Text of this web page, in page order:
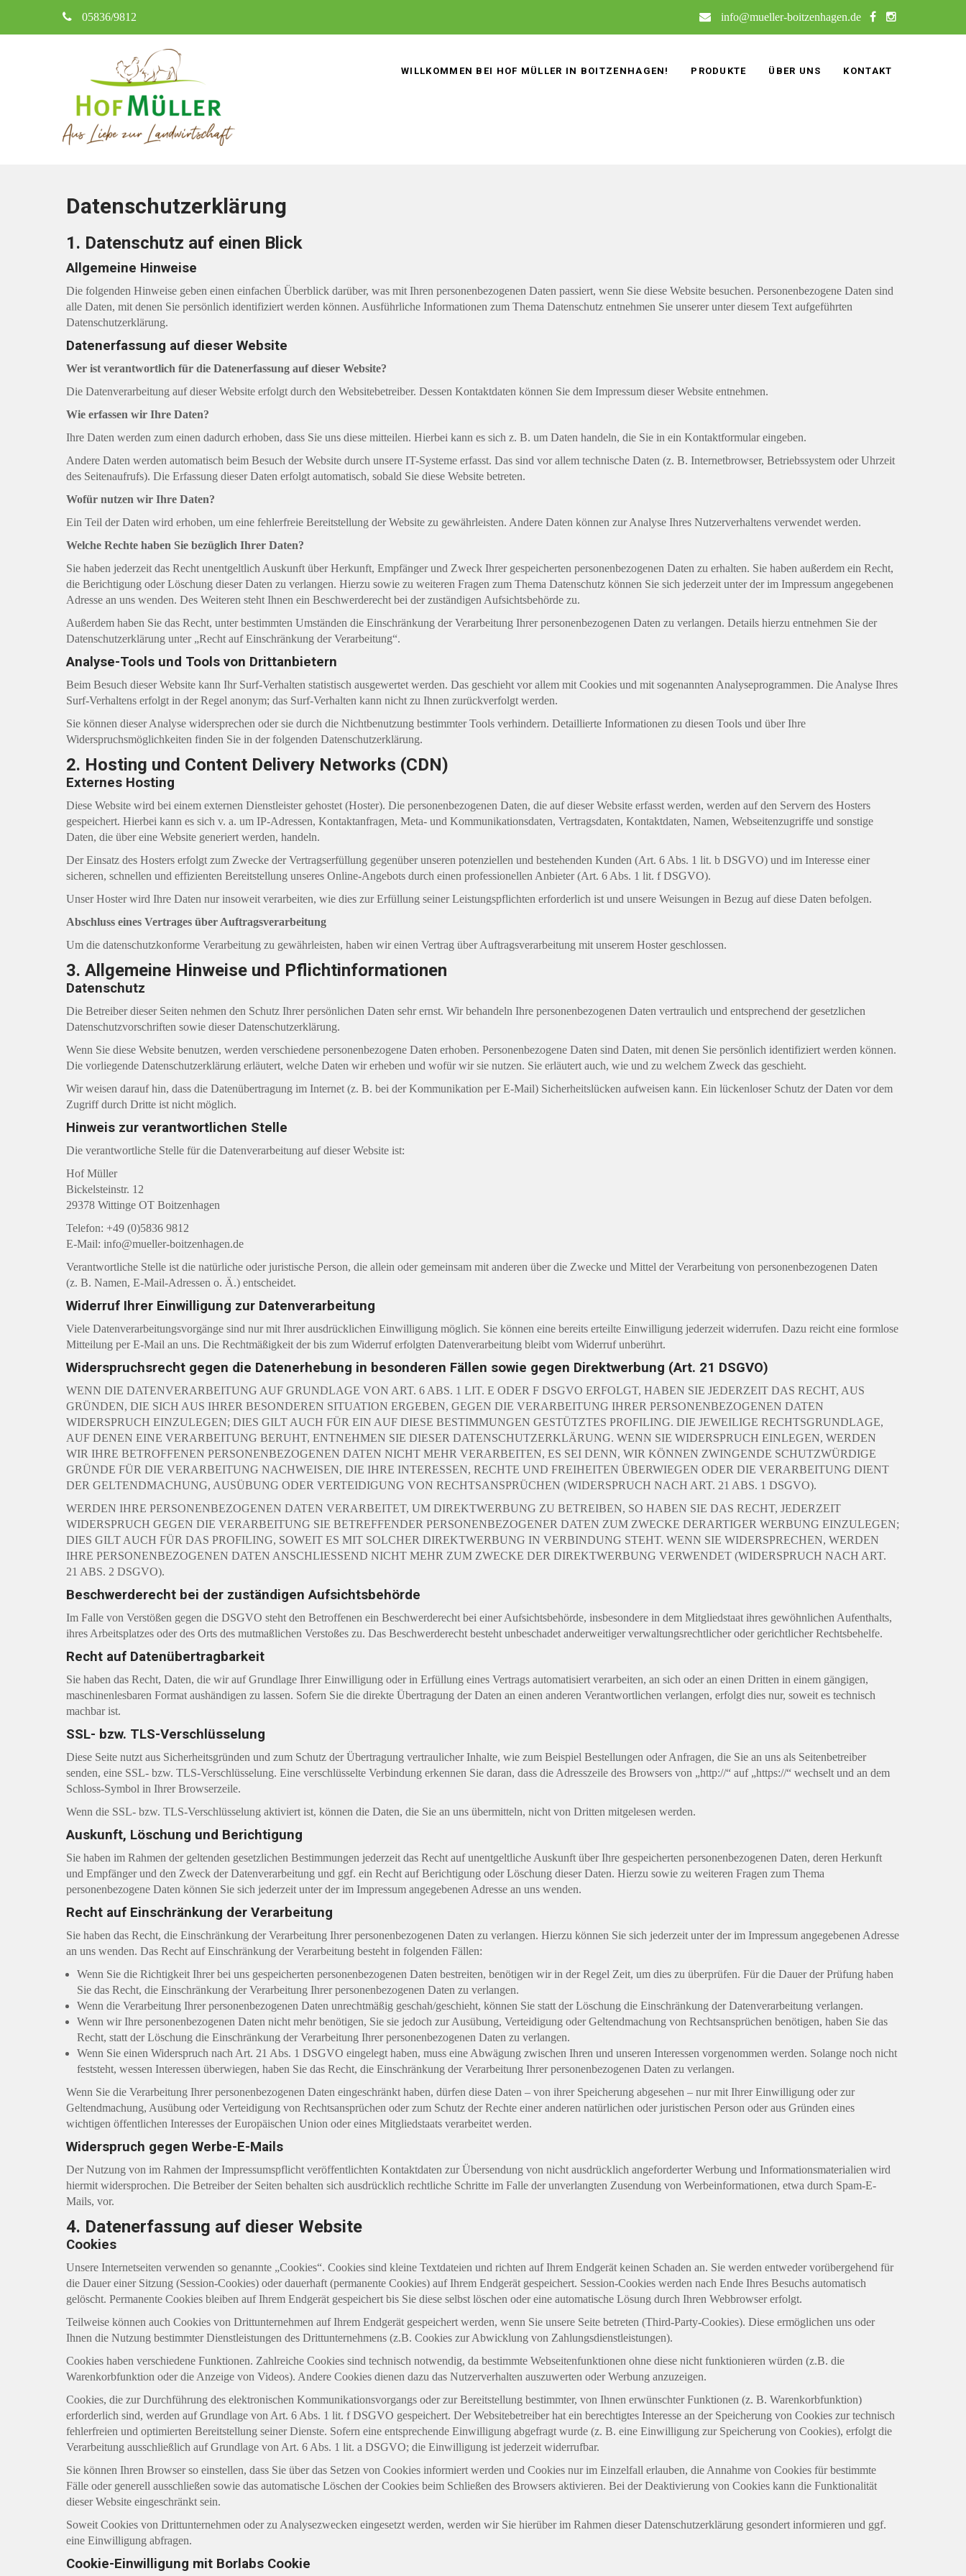
05836/9812 info@mueller-boitzenhagen.de
WILLKOMMEN BEI HOF MÜLLER IN BOITZENHAGEN! PRODUKTE ÜBER UNS KONTAKT
Datenschutzerklärung
1. Datenschutz auf einen Blick
Allgemeine Hinweise
Die folgenden Hinweise geben einen einfachen Überblick darüber, was mit Ihren personenbezogenen Daten passiert, wenn Sie diese Website besuchen. Personenbezogene Daten sind
alle Daten, mit denen Sie persönlich identifiziert werden können. Ausführliche Informationen zum Thema Datenschutz entnehmen Sie unserer unter diesem Text aufgeführten
Datenschutzerklärung.
Datenerfassung auf dieser Website
Wer ist verantwortlich für die Datenerfassung auf dieser Website?
Die Datenverarbeitung auf dieser Website erfolgt durch den Websitebetreiber. Dessen Kontaktdaten können Sie dem Impressum dieser Website entnehmen.
Wie erfassen wir Ihre Daten?
Ihre Daten werden zum einen dadurch erhoben, dass Sie uns diese mitteilen. Hierbei kann es sich z. B. um Daten handeln, die Sie in ein Kontaktformular eingeben.
Andere Daten werden automatisch beim Besuch der Website durch unsere IT-Systeme erfasst. Das sind vor allem technische Daten (z. B. Internetbrowser, Betriebssystem oder Uhrzeit
des Seitenaufrufs). Die Erfassung dieser Daten erfolgt automatisch, sobald Sie diese Website betreten.
Wofür nutzen wir Ihre Daten?
Ein Teil der Daten wird erhoben, um eine fehlerfreie Bereitstellung der Website zu gewährleisten. Andere Daten können zur Analyse Ihres Nutzerverhaltens verwendet werden.
Welche Rechte haben Sie bezüglich Ihrer Daten?
Sie haben jederzeit das Recht unentgeltlich Auskunft über Herkunft, Empfänger und Zweck Ihrer gespeicherten personenbezogenen Daten zu erhalten. Sie haben außerdem ein Recht,
die Berichtigung oder Löschung dieser Daten zu verlangen. Hierzu sowie zu weiteren Fragen zum Thema Datenschutz können Sie sich jederzeit unter der im Impressum angegebenen
Adresse an uns wenden. Des Weiteren steht Ihnen ein Beschwerderecht bei der zuständigen Aufsichtsbehörde zu.
Außerdem haben Sie das Recht, unter bestimmten Umständen die Einschränkung der Verarbeitung Ihrer personenbezogenen Daten zu verlangen. Details hierzu entnehmen Sie der
Datenschutzerklärung unter „Recht auf Einschränkung der Verarbeitung“.
Analyse-Tools und Tools von Drittanbietern
Beim Besuch dieser Website kann Ihr Surf-Verhalten statistisch ausgewertet werden. Das geschieht vor allem mit Cookies und mit sogenannten Analyseprogrammen. Die Analyse Ihres
Surf-Verhaltens erfolgt in der Regel anonym; das Surf-Verhalten kann nicht zu Ihnen zurückverfolgt werden.
Sie können dieser Analyse widersprechen oder sie durch die Nichtbenutzung bestimmter Tools verhindern. Detaillierte Informationen zu diesen Tools und über Ihre
Widerspruchsmöglichkeiten finden Sie in der folgenden Datenschutzerklärung.
2. Hosting und Content Delivery Networks (CDN)
Externes Hosting
Diese Website wird bei einem externen Dienstleister gehostet (Hoster). Die personenbezogenen Daten, die auf dieser Website erfasst werden, werden auf den Servern des Hosters
gespeichert. Hierbei kann es sich v. a. um IP-Adressen, Kontaktanfragen, Meta- und Kommunikationsdaten, Vertragsdaten, Kontaktdaten, Namen, Webseitenzugriffe und sonstige
Daten, die über eine Website generiert werden, handeln.
Der Einsatz des Hosters erfolgt zum Zwecke der Vertragserfüllung gegenüber unseren potenziellen und bestehenden Kunden (Art. 6 Abs. 1 lit. b DSGVO) und im Interesse einer
sicheren, schnellen und effizienten Bereitstellung unseres Online-Angebots durch einen professionellen Anbieter (Art. 6 Abs. 1 lit. f DSGVO).
Unser Hoster wird Ihre Daten nur insoweit verarbeiten, wie dies zur Erfüllung seiner Leistungspflichten erforderlich ist und unsere Weisungen in Bezug auf diese Daten befolgen.
Abschluss eines Vertrages über Auftragsverarbeitung
Um die datenschutzkonforme Verarbeitung zu gewährleisten, haben wir einen Vertrag über Auftragsverarbeitung mit unserem Hoster geschlossen.
3. Allgemeine Hinweise und Pflichtinformationen
Datenschutz
Die Betreiber dieser Seiten nehmen den Schutz Ihrer persönlichen Daten sehr ernst. Wir behandeln Ihre personenbezogenen Daten vertraulich und entsprechend der gesetzlichen
Datenschutzvorschriften sowie dieser Datenschutzerklärung.
Wenn Sie diese Website benutzen, werden verschiedene personenbezogene Daten erhoben. Personenbezogene Daten sind Daten, mit denen Sie persönlich identifiziert werden können.
Die vorliegende Datenschutzerklärung erläutert, welche Daten wir erheben und wofür wir sie nutzen. Sie erläutert auch, wie und zu welchem Zweck das geschieht.
Wir weisen darauf hin, dass die Datenübertragung im Internet (z. B. bei der Kommunikation per E-Mail) Sicherheitslücken aufweisen kann. Ein lückenloser Schutz der Daten vor dem
Zugriff durch Dritte ist nicht möglich.
Hinweis zur verantwortlichen Stelle
Die verantwortliche Stelle für die Datenverarbeitung auf dieser Website ist:
Hof Müller
Bickelsteinstr. 12
29378 Wittinge OT Boitzenhagen
Telefon: +49 (0)5836 9812
E-Mail: info@mueller-boitzenhagen.de
Verantwortliche Stelle ist die natürliche oder juristische Person, die allein oder gemeinsam mit anderen über die Zwecke und Mittel der Verarbeitung von personenbezogenen Daten
(z. B. Namen, E-Mail-Adressen o. Ä.) entscheidet.
Widerruf Ihrer Einwilligung zur Datenverarbeitung
Viele Datenverarbeitungsvorgänge sind nur mit Ihrer ausdrücklichen Einwilligung möglich. Sie können eine bereits erteilte Einwilligung jederzeit widerrufen. Dazu reicht eine formlose
Mitteilung per E-Mail an uns. Die Rechtmäßigkeit der bis zum Widerruf erfolgten Datenverarbeitung bleibt vom Widerruf unberührt.
Widerspruchsrecht gegen die Datenerhebung in besonderen Fällen sowie gegen Direktwerbung (Art. 21 DSGVO)
WENN DIE DATENVERARBEITUNG AUF GRUNDLAGE VON ART. 6 ABS. 1 LIT. E ODER F DSGVO ERFOLGT, HABEN SIE JEDERZEIT DAS RECHT, AUS
GRÜNDEN, DIE SICH AUS IHRER BESONDEREN SITUATION ERGEBEN, GEGEN DIE VERARBEITUNG IHRER PERSONENBEZOGENEN DATEN
WIDERSPRUCH EINZULEGEN; DIES GILT AUCH FÜR EIN AUF DIESE BESTIMMUNGEN GESTÜTZTES PROFILING. DIE JEWEILIGE RECHTSGRUNDLAGE,
AUF DENEN EINE VERARBEITUNG BERUHT, ENTNEHMEN SIE DIESER DATENSCHUTZERKLÄRUNG. WENN SIE WIDERSPRUCH EINLEGEN, WERDEN
WIR IHRE BETROFFENEN PERSONENBEZOGENEN DATEN NICHT MEHR VERARBEITEN, ES SEI DENN, WIR KÖNNEN ZWINGENDE SCHUTZWÜRDIGE
GRÜNDE FÜR DIE VERARBEITUNG NACHWEISEN, DIE IHRE INTERESSEN, RECHTE UND FREIHEITEN ÜBERWIEGEN ODER DIE VERARBEITUNG DIENT
DER GELTENDMACHUNG, AUSÜBUNG ODER VERTEIDIGUNG VON RECHTSANSPRÜCHEN (WIDERSPRUCH NACH ART. 21 ABS. 1 DSGVO).
WERDEN IHRE PERSONENBEZOGENEN DATEN VERARBEITET, UM DIREKTWERBUNG ZU BETREIBEN, SO HABEN SIE DAS RECHT, JEDERZEIT
WIDERSPRUCH GEGEN DIE VERARBEITUNG SIE BETREFFENDER PERSONENBEZOGENER DATEN ZUM ZWECKE DERARTIGER WERBUNG EINZULEGEN;
DIES GILT AUCH FÜR DAS PROFILING, SOWEIT ES MIT SOLCHER DIREKTWERBUNG IN VERBINDUNG STEHT. WENN SIE WIDERSPRECHEN, WERDEN
IHRE PERSONENBEZOGENEN DATEN ANSCHLIESSEND NICHT MEHR ZUM ZWECKE DER DIREKTWERBUNG VERWENDET (WIDERSPRUCH NACH ART.
21 ABS. 2 DSGVO).
Beschwerderecht bei der zuständigen Aufsichtsbehörde
Im Falle von Verstößen gegen die DSGVO steht den Betroffenen ein Beschwerderecht bei einer Aufsichtsbehörde, insbesondere in dem Mitgliedstaat ihres gewöhnlichen Aufenthalts,
ihres Arbeitsplatzes oder des Orts des mutmaßlichen Verstoßes zu. Das Beschwerderecht besteht unbeschadet anderweitiger verwaltungsrechtlicher oder gerichtlicher Rechtsbehelfe.
Recht auf Datenübertragbarkeit
Sie haben das Recht, Daten, die wir auf Grundlage Ihrer Einwilligung oder in Erfüllung eines Vertrags automatisiert verarbeiten, an sich oder an einen Dritten in einem gängigen,
maschinenlesbaren Format aushändigen zu lassen. Sofern Sie die direkte Übertragung der Daten an einen anderen Verantwortlichen verlangen, erfolgt dies nur, soweit es technisch
machbar ist.
SSL- bzw. TLS-Verschlüsselung
Diese Seite nutzt aus Sicherheitsgründen und zum Schutz der Übertragung vertraulicher Inhalte, wie zum Beispiel Bestellungen oder Anfragen, die Sie an uns als Seitenbetreiber
senden, eine SSL- bzw. TLS-Verschlüsselung. Eine verschlüsselte Verbindung erkennen Sie daran, dass die Adresszeile des Browsers von „http://“ auf „https://“ wechselt und an dem
Schloss-Symbol in Ihrer Browserzeile.
Wenn die SSL- bzw. TLS-Verschlüsselung aktiviert ist, können die Daten, die Sie an uns übermitteln, nicht von Dritten mitgelesen werden.
Auskunft, Löschung und Berichtigung
Sie haben im Rahmen der geltenden gesetzlichen Bestimmungen jederzeit das Recht auf unentgeltliche Auskunft über Ihre gespeicherten personenbezogenen Daten, deren Herkunft
und Empfänger und den Zweck der Datenverarbeitung und ggf. ein Recht auf Berichtigung oder Löschung dieser Daten. Hierzu sowie zu weiteren Fragen zum Thema
personenbezogene Daten können Sie sich jederzeit unter der im Impressum angegebenen Adresse an uns wenden.
Recht auf Einschränkung der Verarbeitung
Sie haben das Recht, die Einschränkung der Verarbeitung Ihrer personenbezogenen Daten zu verlangen. Hierzu können Sie sich jederzeit unter der im Impressum angegebenen Adresse
an uns wenden. Das Recht auf Einschränkung der Verarbeitung besteht in folgenden Fällen:
Wenn Sie die Richtigkeit Ihrer bei uns gespeicherten personenbezogenen Daten bestreiten, benötigen wir in der Regel Zeit, um dies zu überprüfen. Für die Dauer der Prüfung haben
Sie das Recht, die Einschränkung der Verarbeitung Ihrer personenbezogenen Daten zu verlangen.
Wenn die Verarbeitung Ihrer personenbezogenen Daten unrechtmäßig geschah/geschieht, können Sie statt der Löschung die Einschränkung der Datenverarbeitung verlangen.
Wenn wir Ihre personenbezogenen Daten nicht mehr benötigen, Sie sie jedoch zur Ausübung, Verteidigung oder Geltendmachung von Rechtsansprüchen benötigen, haben Sie das
Recht, statt der Löschung die Einschränkung der Verarbeitung Ihrer personenbezogenen Daten zu verlangen.
Wenn Sie einen Widerspruch nach Art. 21 Abs. 1 DSGVO eingelegt haben, muss eine Abwägung zwischen Ihren und unseren Interessen vorgenommen werden. Solange noch nicht
feststeht, wessen Interessen überwiegen, haben Sie das Recht, die Einschränkung der Verarbeitung Ihrer personenbezogenen Daten zu verlangen.
Wenn Sie die Verarbeitung Ihrer personenbezogenen Daten eingeschränkt haben, dürfen diese Daten – von ihrer Speicherung abgesehen – nur mit Ihrer Einwilligung oder zur
Geltendmachung, Ausübung oder Verteidigung von Rechtsansprüchen oder zum Schutz der Rechte einer anderen natürlichen oder juristischen Person oder aus Gründen eines
wichtigen öffentlichen Interesses der Europäischen Union oder eines Mitgliedstaats verarbeitet werden.
Widerspruch gegen Werbe-E-Mails
Der Nutzung von im Rahmen der Impressumspflicht veröffentlichten Kontaktdaten zur Übersendung von nicht ausdrücklich angeforderter Werbung und Informationsmaterialien wird
hiermit widersprochen. Die Betreiber der Seiten behalten sich ausdrücklich rechtliche Schritte im Falle der unverlangten Zusendung von Werbeinformationen, etwa durch Spam-E-
Mails, vor.
4. Datenerfassung auf dieser Website
Cookies
Unsere Internetseiten verwenden so genannte „Cookies“. Cookies sind kleine Textdateien und richten auf Ihrem Endgerät keinen Schaden an. Sie werden entweder vorübergehend für
die Dauer einer Sitzung (Session-Cookies) oder dauerhaft (permanente Cookies) auf Ihrem Endgerät gespeichert. Session-Cookies werden nach Ende Ihres Besuchs automatisch
gelöscht. Permanente Cookies bleiben auf Ihrem Endgerät gespeichert bis Sie diese selbst löschen oder eine automatische Lösung durch Ihren Webbrowser erfolgt.
Teilweise können auch Cookies von Drittunternehmen auf Ihrem Endgerät gespeichert werden, wenn Sie unsere Seite betreten (Third-Party-Cookies). Diese ermöglichen uns oder
Ihnen die Nutzung bestimmter Dienstleistungen des Drittunternehmens (z.B. Cookies zur Abwicklung von Zahlungsdienstleistungen).
Cookies haben verschiedene Funktionen. Zahlreiche Cookies sind technisch notwendig, da bestimmte Webseitenfunktionen ohne diese nicht funktionieren würden (z.B. die
Warenkorbfunktion oder die Anzeige von Videos). Andere Cookies dienen dazu das Nutzerverhalten auszuwerten oder Werbung anzuzeigen.
Cookies, die zur Durchführung des elektronischen Kommunikationsvorgangs oder zur Bereitstellung bestimmter, von Ihnen erwünschter Funktionen (z. B. Warenkorbfunktion)
erforderlich sind, werden auf Grundlage von Art. 6 Abs. 1 lit. f DSGVO gespeichert. Der Websitebetreiber hat ein berechtigtes Interesse an der Speicherung von Cookies zur technisch
fehlerfreien und optimierten Bereitstellung seiner Dienste. Sofern eine entsprechende Einwilligung abgefragt wurde (z. B. eine Einwilligung zur Speicherung von Cookies), erfolgt die
Verarbeitung ausschließlich auf Grundlage von Art. 6 Abs. 1 lit. a DSGVO; die Einwilligung ist jederzeit widerrufbar.
Sie können Ihren Browser so einstellen, dass Sie über das Setzen von Cookies informiert werden und Cookies nur im Einzelfall erlauben, die Annahme von Cookies für bestimmte
Fälle oder generell ausschließen sowie das automatische Löschen der Cookies beim Schließen des Browsers aktivieren. Bei der Deaktivierung von Cookies kann die Funktionalität
dieser Website eingeschränkt sein.
Soweit Cookies von Drittunternehmen oder zu Analysezwecken eingesetzt werden, werden wir Sie hierüber im Rahmen dieser Datenschutzerklärung gesondert informieren und ggf.
eine Einwilligung abfragen.
Cookie-Einwilligung mit Borlabs Cookie